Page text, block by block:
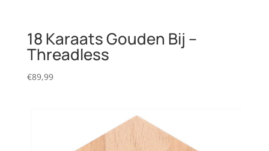
18 Karaats Gouden Bij –
Threadless
€89,99